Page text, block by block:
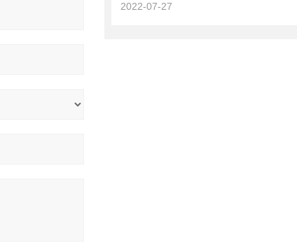
2022-07-27